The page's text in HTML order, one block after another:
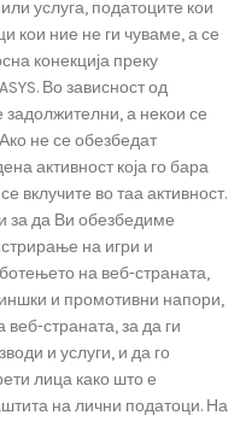
услуга, податоците кои
кои ние не ги чуваме, а се
конекција преку
Во зависност од
задолжителни, а некои се
не се обезбедат
активност која го бара
вклучите во таа активност.
за да Ви обезбедиме
на игри и
на веб-страната,
и промотивни напори,
страната, за да ги
и услуги, и да го
лица како што е
на лични податоци. На